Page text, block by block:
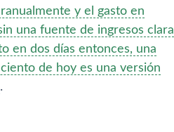
y el gasto en
una fuente de ingresos clara
en dos días entonces, una
de hoy es una versión
.